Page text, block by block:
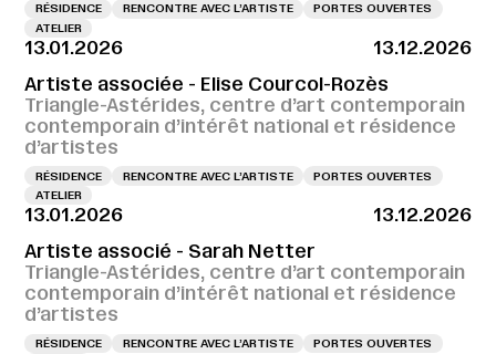
RÉSIDENCE RENCONTRE AVEC L’ARTISTE
PORTES OUVERTES
ATELIER
13.01.2026
13.12.2026
Artiste associée - Elise Courcol-Rozès
Triangle-Astérides, centre d’art contemporain
contemporain d’intérêt national et résidence
d’artistes
RÉSIDENCE RENCONTRE AVEC L’ARTISTE
PORTES OUVERTES
ATELIER
13.01.2026
13.12.2026
Artiste associé - Sarah Netter
Triangle-Astérides, centre d’art contemporain
contemporain d’intérêt national et résidence
d’artistes
RÉSIDENCE RENCONTRE AVEC L’ARTISTE
PORTES OUVERTES